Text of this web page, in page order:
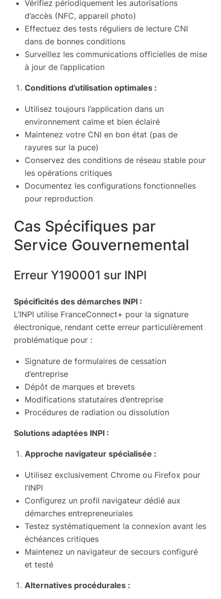
Vérifiez périodiquement les autorisations
d’accès (NFC, appareil photo)
Effectuez des tests réguliers de lecture CNI
dans de bonnes conditions
Surveillez les communications officielles de mise
à jour de l’application
Conditions d’utilisation optimales :
Utilisez toujours l’application dans un
environnement calme et bien éclairé
Maintenez votre CNI en bon état (pas de
rayures sur la puce)
Conservez des conditions de réseau stable pour
les opérations critiques
Documentez les configurations fonctionnelles
pour reproduction
Cas Spécifiques par
Service Gouvernemental
Erreur Y190001 sur INPI
Spécificités des démarches INPI :
L’INPI utilise FranceConnect+ pour la signature
électronique, rendant cette erreur particulièrement
problématique pour :
Signature de formulaires de cessation
d’entreprise
Dépôt de marques et brevets
Modifications statutaires d’entreprise
Procédures de radiation ou dissolution
Solutions adaptées INPI :
Approche navigateur spécialisée :
Utilisez exclusivement Chrome ou Firefox pour
l’INPI
Configurez un profil navigateur dédié aux
démarches entrepreneuriales
Testez systématiquement la connexion avant les
échéances critiques
Maintenez un navigateur de secours configuré
et testé
Alternatives procédurales :